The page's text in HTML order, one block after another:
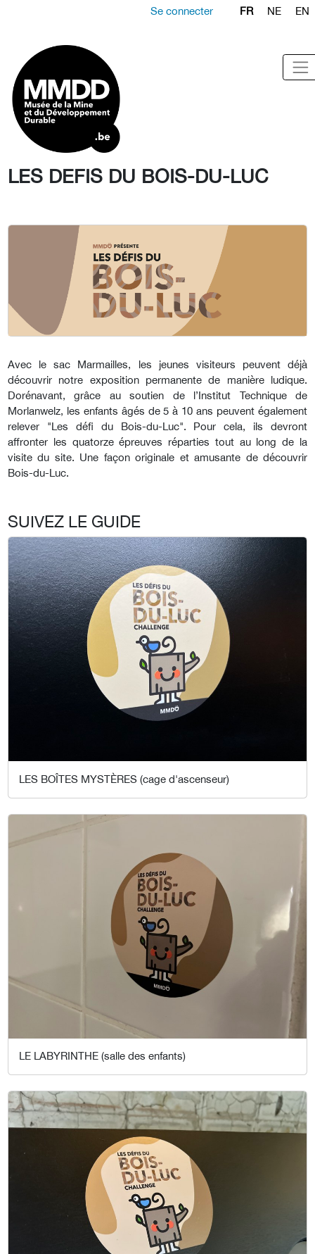
Se connecter FR NE EN
LES DEFIS DU BOIS-DU-LUC
Avec le sac Marmailles, les jeunes visiteurs peuvent déjà
découvrir notre exposition permanente de manière ludique.
Dorénavant, grâce au soutien de l’Institut Technique de
Morlanwelz, les enfants âgés de 5 à 10 ans peuvent également
relever "Les défi du Bois-du-Luc". Pour cela, ils devront
affronter les quatorze épreuves réparties tout au long de la
visite du site. Une façon originale et amusante de découvrir
Bois-du-Luc.
SUIVEZ LE GUIDE
LES BOÎTES MYSTÈRES (cage d'ascenseur)
LE LABYRINTHE (salle des enfants)